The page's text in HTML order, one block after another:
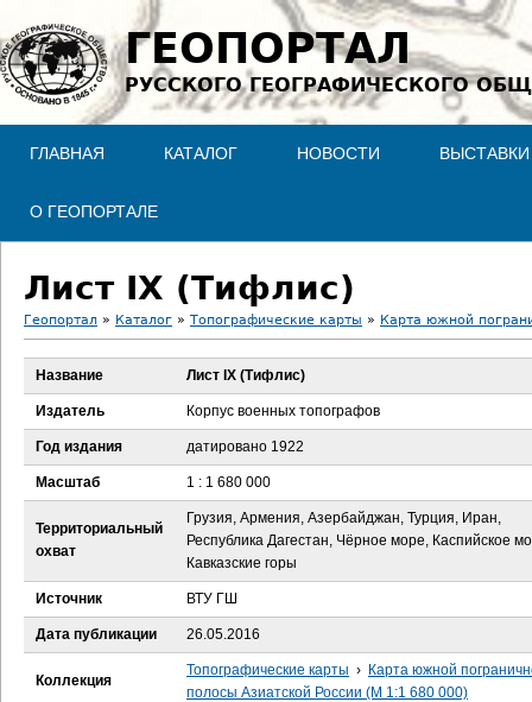
Jump to navigation
ГЕОПОРТАЛ
РУССКОГО ГЕОГРАФИЧЕСКОГО
ГЛАВНАЯ КАТАЛОГ НОВОСТИ ВЫСТАВКИ
О ГЕОПОРТАЛЕ
Лист IX (Тифлис)
В
ы
д
е
с
ь
Геопортал » Каталог » Топографические карты » Карта южной
Название Лист IX (Тифлис)
Издатель Корпус военных топографов
Год издания датировано 1922
Масштаб 1 : 1 680 000
Территориальный
охват
Грузия, Армения, Азербайджан, Турция, Иран,
Республика Дагестан, Чёрное море, Каспийское
Кавказские горы
Источник ВТУ ГШ
Дата публикации 26.05.2016
Коллекция
Топографические карты › Карта южной
полосы Азиатской России (М 1:1 680 000)